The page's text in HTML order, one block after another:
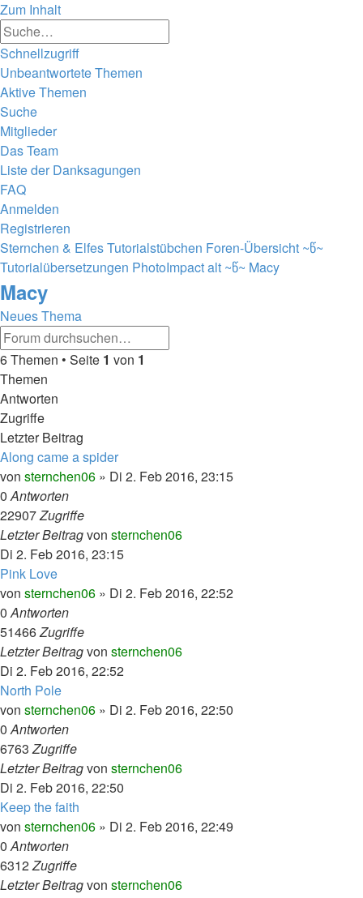
Zum Inhalt
Schnellzugriff
Unbeantwortete Themen
Aktive Themen
Suche
Mitglieder
Das Team
Liste der Danksagungen
FAQ
Anmelden
Registrieren
Sternchen & Elfes Tutorialstübchen Foren-Übersicht ~წ~
Tutorialübersetzungen PhotoImpact alt ~წ~ Macy
Macy
Neues Thema
6 Themen • Seite 1 von 1
Themen
Antworten
Zugriffe
Letzter Beitrag
Along came a spider
von sternchen06 » Di 2. Feb 2016, 23:15
0Antworten
22907Zugriffe
Letzter Beitragvon sternchen06
Di 2. Feb 2016, 23:15
Pink Love
von sternchen06 » Di 2. Feb 2016, 22:52
0Antworten
51466Zugriffe
Letzter Beitragvon sternchen06
Di 2. Feb 2016, 22:52
North Pole
von sternchen06 » Di 2. Feb 2016, 22:50
0Antworten
6763Zugriffe
Letzter Beitragvon sternchen06
Di 2. Feb 2016, 22:50
Keep the faith
von sternchen06 » Di 2. Feb 2016, 22:49
0Antworten
6312Zugriffe
Letzter Beitragvon sternchen06